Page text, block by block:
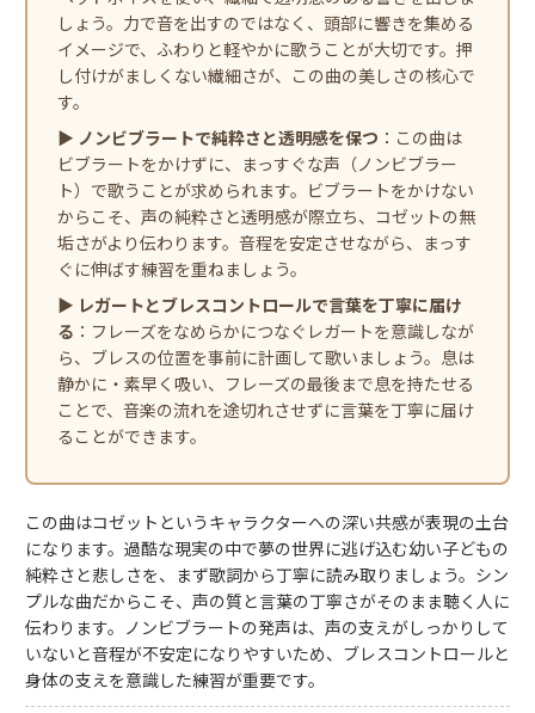
しょう。力で音を出すのではなく、頭部に響きを集める
イメージで、ふわりと軽やかに歌うことが大切です。押
し付けがましくない繊細さが、この曲の美しさの核心で
す。
▶ ノンビブラートで純粋さと透明感を保つ ：この曲は
ビブラートをかけずに、まっすぐな声（ノンビブラー
ト）で歌うことが求められます。ビブラートをかけない
からこそ、声の純粋さと透明感が際立ち、コゼットの無
垢さがより伝わります。音程を安定させながら、まっす
ぐに伸ばす練習を重ねましょう。
▶ レガートとブレスコントロールで言葉を丁寧に届け
る ：フレーズをなめらかにつなぐレガートを意識しなが
ら、ブレスの位置を事前に計画して歌いましょう。息は
静かに・素早く吸い、フレーズの最後まで息を持たせる
ことで、音楽の流れを途切れさせずに言葉を丁寧に届け
ることができます。
この曲はコゼットというキャラクターへの深い共感が表現の土台
になります。過酷な現実の中で夢の世界に逃げ込む幼い子どもの
純粋さと悲しさを、まず歌詞から丁寧に読み取りましょう。シン
プルな曲だからこそ、声の質と言葉の丁寧さがそのまま聴く人に
伝わります。ノンビブラートの発声は、声の支えがしっかりして
いないと音程が不安定になりやすいため、ブレスコントロールと
身体の支えを意識した練習が重要です。